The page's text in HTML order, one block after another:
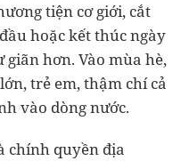
tiện cơ giới, cắt
hoặc kết thúc ngày
hơn. Vào mùa hè,
trẻ em, thậm chí cả
vào dòng nước.
chính quyền địa